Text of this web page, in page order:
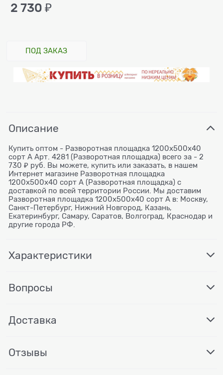
2 730 ₽
ПОД ЗАКАЗ
Описание
Купить оптом - Разворотная площадка 1200х500х40
сорт А Арт. 4281 (Разворотная площадка) всего за - 2
730 ₽ руб. Вы можете, купить или заказать, в нашем
Интернет магазине Разворотная площадка
1200х500х40 сорт А (Разворотная площадка) с
доставкой по всей территории России. Мы доставим
Разворотная площадка 1200х500х40 сорт А в: Москву,
Санкт-Петербург, Нижний Новгород, Казань,
Екатеринбург, Самару, Саратов, Волгоград, Краснодар и
другие города РФ.
Характеристики
Вопросы
Доставка
Отзывы